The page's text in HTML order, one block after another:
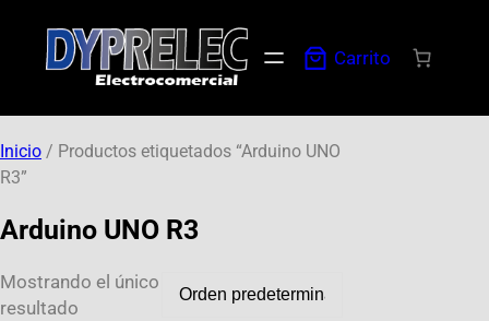
Carrito
Inicio / Productos etiquetados “Arduino UNO
R3”
Arduino UNO R3
Mostrando el único
resultado